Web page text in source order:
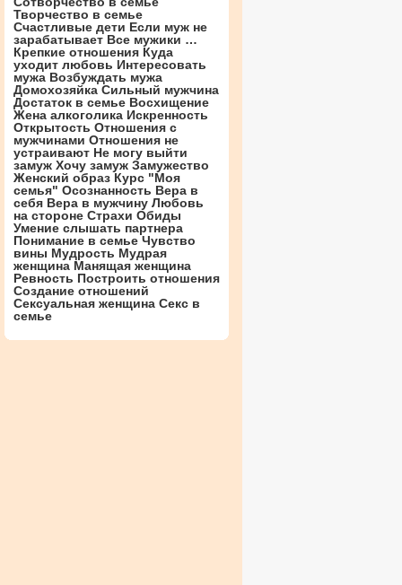
Творчество в семье
Счастливые дети Если муж не
зарабатывает Все мужики …
Крепкие отношения Куда
уходит любовь Интересовать
мужа Возбуждать мужа
Домохозяйка Сильный мужчина
Достаток в семье Восхищение
Жена алкоголика Искренность
Открытость Отношения с
мужчинами Отношения не
устраивают Не могу выйти
замуж Хочу замуж Замужество
Женский образ Курс "Моя
семья" Осознанность Вера в
себя Вера в мужчину Любовь
на стороне Страхи Обиды
Умение слышать партнера
Понимание в семье Чувство
вины Мудрость Мудрая
женщина Манящая женщина
Ревность Построить отношения
Создание отношений
Сексуальная женщина Секс в
семье